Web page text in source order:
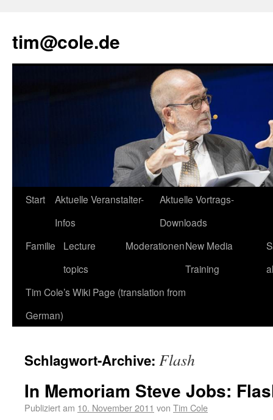
tim@cole.de
Start
Aktuelle Veranstalter-
Infos
Aktuelle Vortrags-
Downloads
Familie
Lecture
topics
ModerationenNew Media
Training
Tim Cole’s Wiki Page (translation from
German)
Schlagwort-Archive: Flash
In Memoriam Steve Jobs:
Publiziert am 10. November 2011 von Tim Cole